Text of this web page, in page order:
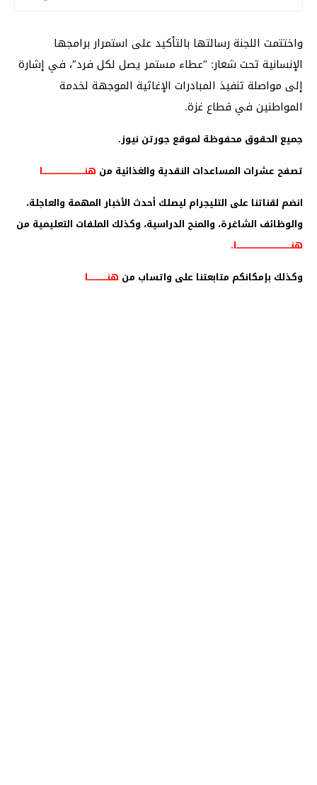
واختتمت اللجنة رسالتها بالتأكيد على استمرار برامجها
الإنسانية تحت شعار: “عطاء مستمر يصل لكل فرد”، في إشارة
إلى مواصلة تنفيذ المبادرات الإغاثية الموجهة لخدمة
المواطنين في قطاع غزة.
جميع الحقوق محفوظة لموقع جورتن نيوز.
تصفح عشرات المساعدات النقدية والغذائية من هنـــــــــــــــــــــــــــــا
انضم لقناتنا على التليجرام ليصلك أحدث الأخبار المهمة والعاجلة،
والوظائف الشاغرة، والمنح الدراسية، وكذلك الملفات التعليمية من
هنــــــــــــــــــــــــــــــــــــــا.
وكذلك بإمكانكم متابعتنا على واتساب من هنـــــــــــــا